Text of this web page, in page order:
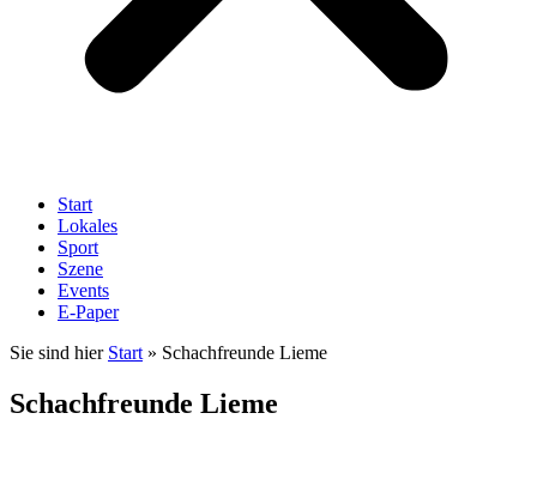
Start
Lokales
Sport
Szene
Events
E-Paper
Sie sind hier Start » Schachfreunde Lieme
Schachfreunde Lieme